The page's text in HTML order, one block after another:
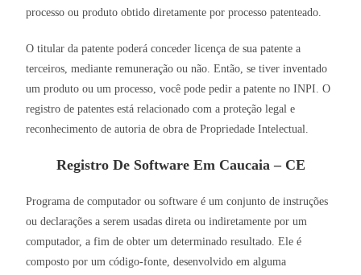
processo ou produto obtido diretamente por processo patenteado.
O titular da patente poderá conceder licença de sua patente a
terceiros, mediante remuneração ou não. Então, se tiver inventado
um produto ou um processo, você pode pedir a patente no INPI. O
registro de patentes está relacionado com a proteção legal e
reconhecimento de autoria de obra de Propriedade Intelectual.
Registro De Software Em Caucaia – CE
Programa de computador ou software é um conjunto de instruções
ou declarações a serem usadas direta ou indiretamente por um
computador, a fim de obter um determinado resultado. Ele é
composto por um código-fonte, desenvolvido em alguma